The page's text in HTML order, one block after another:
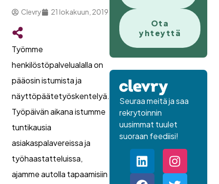
Clevry 21 lokakuun, 2019
Työmme
henkilöstöpalvelualalla on
pääosin istumista ja
näyttöpäätetyöskentelyä.
Työpäivän aikana istumme
tuntikausia
asiakaspalavereissa ja
työhaastatteluissa,
ajamme autolla tapaamisiin
Ota
yhteyttä
Seuraa meitä ja saa
rekrytoinnin
uusimmat tuulet
suoraan feediisi!